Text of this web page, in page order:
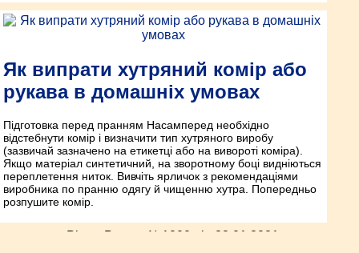
Як випрати хутряний комір або
рукава в домашніх умовах
Підготовка перед пранням Насамперед необхідно
відстебнути комір і визначити тип хутряного виробу
(зазвичай зазначено на етикетці або на вивороті коміра).
Якщо матеріал синтетичний, на зворотному боці видніються
переплетення ниток. Вивчіть ярличок з рекомендаціями
виробника по пранню одягу й чищенню хутра. Попередньо
розпушите комір.
Рівне-Ракурс №1000 від 28.01.2021p.